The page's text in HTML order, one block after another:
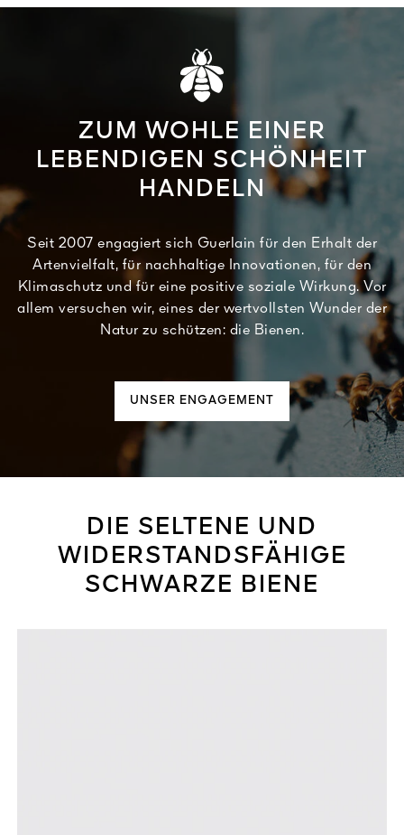
ZUM WOHLE EINER
LEBENDIGEN SCHÖNHEIT
HANDELN
Seit 2007 engagiert sich Guerlain für den Erhalt der
Artenvielfalt, für nachhaltige Innovationen, für den
Klimaschutz und für eine positive soziale Wirkung. Vor
allem versuchen wir, eines der wertvollsten Wunder der
Natur zu schützen: die Bienen.
UNSER ENGAGEMENT
DIE SELTENE UND
WIDERSTANDSFÄHIGE
SCHWARZE BIENE